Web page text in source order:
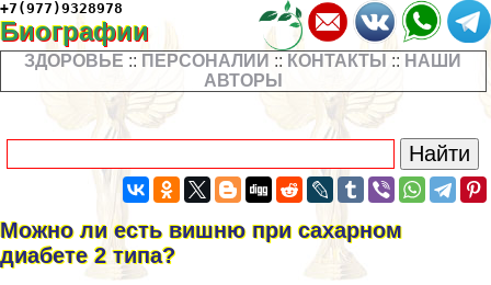
+7(977)9328978
Биографии
ЗДОРОВЬЕ :: ПЕРСОНАЛИИ :: КОНТАКТЫ :: НАШИ
АВТОРЫ
Можно ли есть вишню при сахарном
диабете 2 типа?